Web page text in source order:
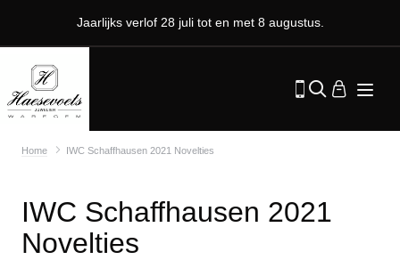
Jaarlijks verlof 28 juli tot en met 8 augustus.
Home IWC Schaffhausen 2021 Novelties
IWC Schaffhausen 2021
Novelties